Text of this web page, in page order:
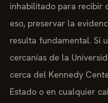
inhabilitado para recibir
eso, preservar la
resulta fundamental. Si
cercanías de la
cerca del Kennedy
Estado o en cualquier